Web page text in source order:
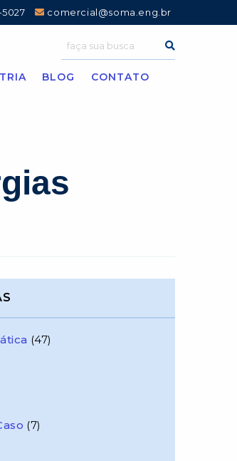
comercial@soma.eng.br
BLOG CONTATO
(47)
(7)